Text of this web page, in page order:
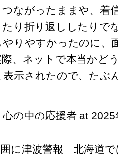
ながったままや、着
り折り返ししたりで
りやすかったのに、
、ネットで本当かど
示されたので、たぶ
心の中の応援者 at
に津波警報 北海道